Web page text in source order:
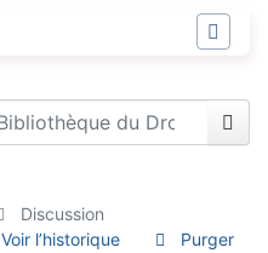
Discussion
Voir l’historique Purger